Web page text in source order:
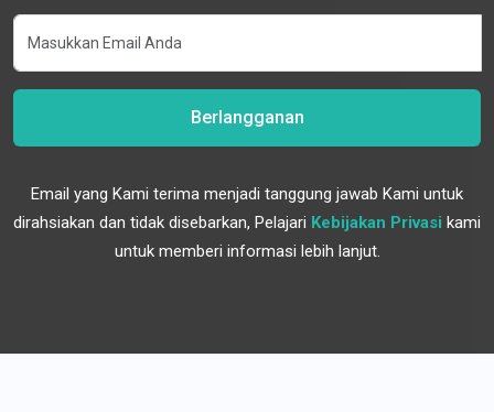
Berlangganan
Email yang Kami terima menjadi tanggung jawab Kami untuk
dirahsiakan dan tidak disebarkan, Pelajari Kebijakan Privasi kami
untuk memberi informasi lebih lanjut.